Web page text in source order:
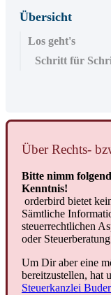
Übersicht
Los geht's
Schritt für
Über Rechts-
Bitte nimm
Kenntnis!
orderbird bietet
Sämtliche
steuerrechtlichen
oder Steuerberatung
Um Dir aber eine m
bereitzustellen, hat
Steuerkanzlei Buder